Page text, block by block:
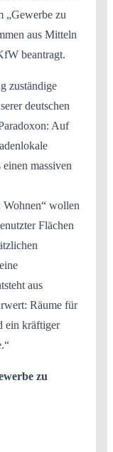
„Gewerbe zu
aus Mitteln
beantragt.
zuständige
deutschen
Auf
massiven
Wohnen“ wollen
Flächen
aus
Räume für
ein kräftiger
zu